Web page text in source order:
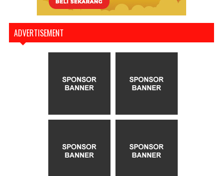
ADVERTISEMENT